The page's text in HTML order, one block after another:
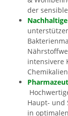
der
intensivere
Haupt- und
in